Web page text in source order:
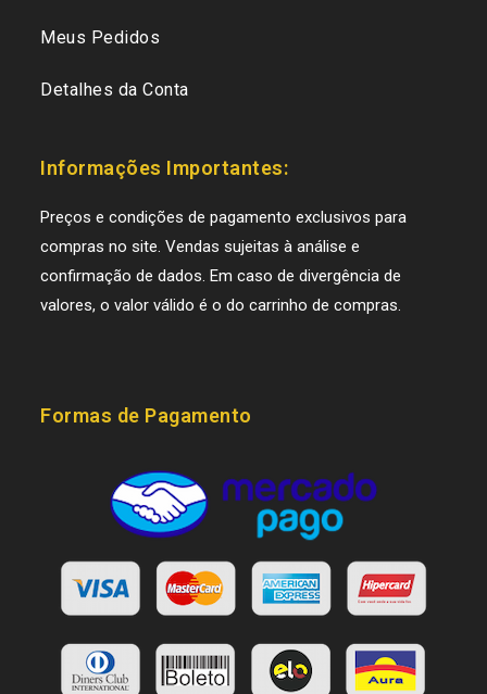
Meus Pedidos
Detalhes da Conta
Informações Importantes:
Preços e condições de pagamento exclusivos para
compras no site. Vendas sujeitas à análise e
confirmação de dados. Em caso de divergência de
valores, o valor válido é o do carrinho de compras.
Formas de Pagamento